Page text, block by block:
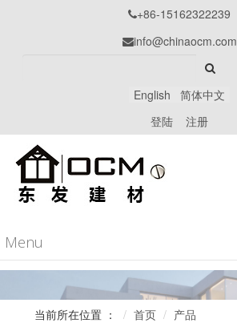
+86-15162322239
info@chinaocm.com
English
简体中文
登陆
注册
Menu
当前所在位置 ： 首页 产品